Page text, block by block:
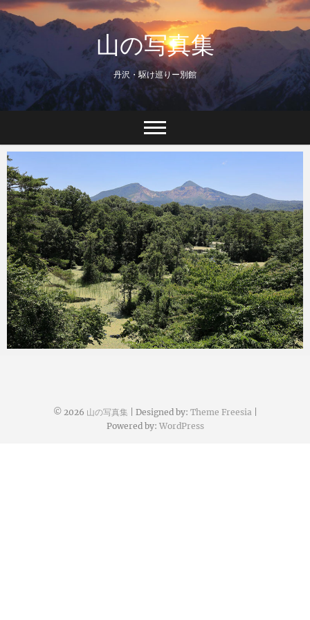
Skip
to
山の写真集
丹沢・駆け巡りー別館
© 2026 山の写真集 | Designed by: Theme Freesia|
Powered by: WordPress